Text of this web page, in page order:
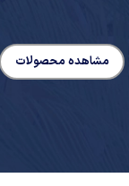
مشاهده محصولات